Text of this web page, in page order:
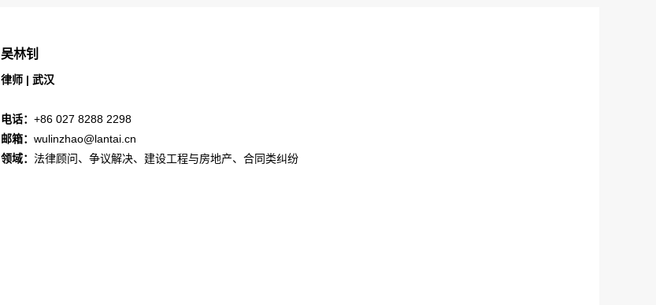
吴林钊
律师 | 武汉
电话： +86 027 8288 2298
邮箱： wulinzhao@lantai.cn
领域： 法律顾问、争议解决、建设工程与房地产、合同类纠纷